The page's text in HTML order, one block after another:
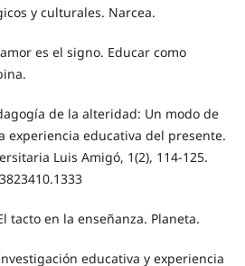
y culturales. Narcea.
es el signo. Educar como
de la alteridad: Un modo de
experiencia educativa del presente.
Luis Amigó, 1(2), 114-125.
tacto en la enseñanza. Planeta.
educativa y experiencia